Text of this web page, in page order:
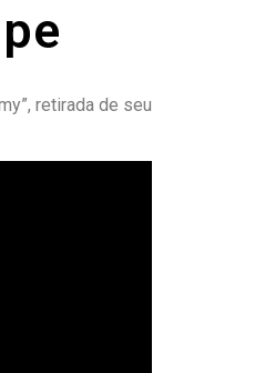
retirada de seu